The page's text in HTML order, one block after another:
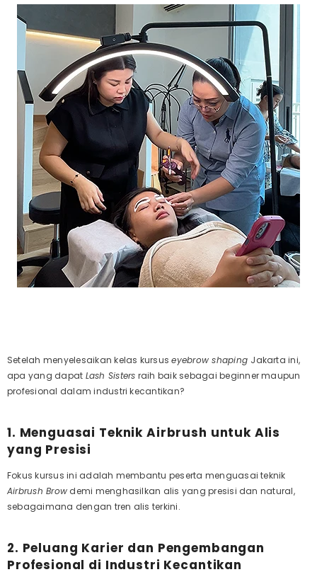
Setelah menyelesaikan kelas kursuseyebrow shaping Jakartaini,
apa yang dapat Lash Sisters raih baik sebagai beginner maupun
profesional dalam industri kecantikan?
1. Menguasai Teknik Airbrush untuk Alis
yang Presisi
Fokus kursus ini adalah membantu peserta menguasai teknik
Airbrush Brow demi menghasilkan alis yang presisi dan natural,
sebagaimana dengan tren alis terkini.
2. Peluang Karier dan Pengembangan
Profesional di Industri Kecantikan